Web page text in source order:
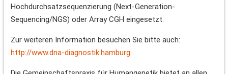
Hochdurchsatzsequenzierung (Next-Generation-
Sequencing/NGS) oder Array CGH eingesetzt.
Zur weiteren Information besuchen Sie bitte auch:
http://www.dna-diagnostik.hamburg